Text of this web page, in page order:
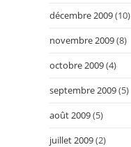
décembre 2009(10)
novembre 2009(8)
octobre 2009(4)
septembre 2009(5)
août 2009(5)
juillet 2009(2)